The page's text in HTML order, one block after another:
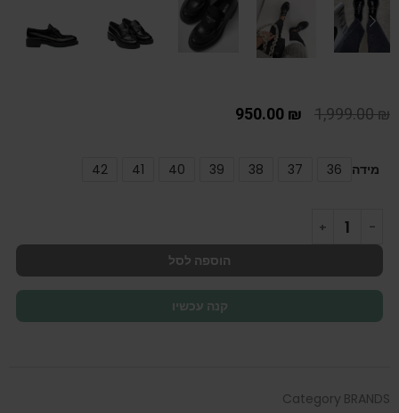
1,999.00₪
950.00 ₪
מידה 36
37
38
39
40
41
42
הוספה לסל
קנה עכשיו
Category BRANDS